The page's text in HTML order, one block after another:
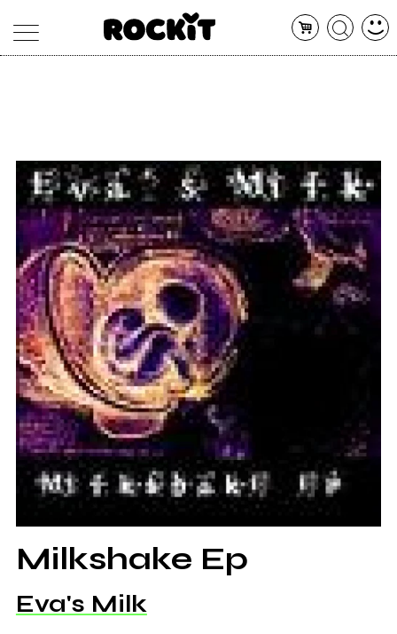
ARTISTI
CONCERTI
SHOP
RADIO
Milkshake Ep
Eva's Milk